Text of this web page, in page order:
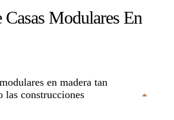
Modulares En
en madera tan
las construcciones